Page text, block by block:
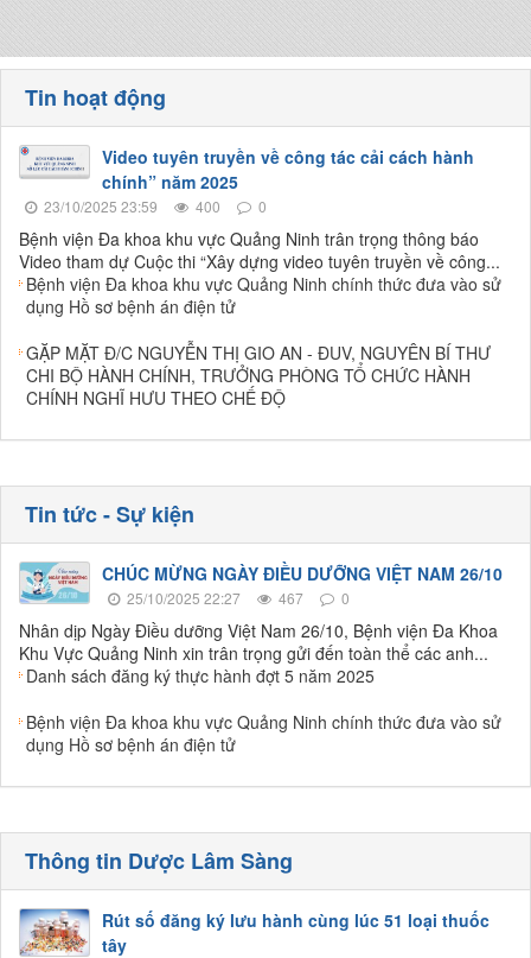
Tin hoạt động
Video tuyên truyền về công tác cải cách hành
chính” năm 2025
23/10/2025 23:59 400 0
Bệnh viện Đa khoa khu vực Quảng Ninh trân trọng thông báo
Video tham dự Cuộc thi “Xây dựng video tuyên truyền về công...
Bệnh viện Đa khoa khu vực Quảng Ninh chính thức đưa vào sử
dụng Hồ sơ bệnh án điện tử
GẶP MẶT Đ/C NGUYỄN THỊ GIO AN - ĐUV, NGUYÊN BÍ THƯ
CHI BỘ HÀNH CHÍNH, TRƯỞNG PHÒNG TỔ CHỨC HÀNH
CHÍNH NGHĨ HƯU THEO CHẾ ĐỘ
Tin tức - Sự kiện
CHÚC MỪNG NGÀY ĐIỀU DƯỠNG VIỆT NAM 26/10
25/10/2025 22:27 467 0
Nhân dịp Ngày Điều dưỡng Việt Nam 26/10, Bệnh viện Đa Khoa
Khu Vực Quảng Ninh xin trân trọng gửi đến toàn thể các anh...
Danh sách đăng ký thực hành đợt 5 năm 2025
Bệnh viện Đa khoa khu vực Quảng Ninh chính thức đưa vào sử
dụng Hồ sơ bệnh án điện tử
Thông tin Dược Lâm Sàng
Rút số đăng ký lưu hành cùng lúc 51 loại thuốc
tây